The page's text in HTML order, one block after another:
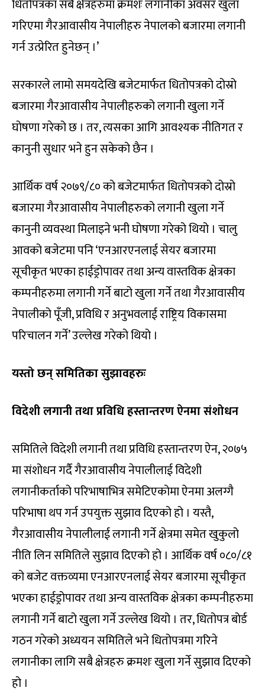
धितोपत्रका सबै क्षेत्रहरुमा क्रमशः लगानीका अवसर खुला
गरिएमा गैरआवासीय नेपालीहरु नेपालको बजारमा लगानी
गर्न उत्प्रेरित हुनेछन् ।’
सरकारले लामो समयदेखि बजेटमार्फत धितोपत्रको दोस्रो
बजारमा गैरआवासीय नेपालीहरुको लगानी खुला गर्ने
घोषणा गरेको छ । तर, त्यसका आगि आवश्यक नीतिगत र
कानुनी सुधार भने हुन सकेको छैन ।
आर्थिक वर्ष २०७९/८० को बजेटमार्फत धितोपत्रको दोस्रो
बजारमा गैरआवासीय नेपालीहरुको लगानी खुला गर्ने
कानुनी व्यवस्था मिलाइने भनी घोषणा गरेको थियो । चालु
आवको बजेटमा पनि ‘एनआरएनलाई सेयर बजारमा
सूचीकृत भएका हाईड्रोपावर तथा अन्य वास्तविक क्षेत्रका
कम्पनीहरुमा लगानी गर्ने बाटो खुला गर्ने तथा गैरआवासीय
नेपालीको पूँजी, प्रविधि र अनुभवलाई राष्ट्रिय विकासमा
परिचालन गर्ने’ उल्लेख गरेको थियो ।
यस्तो छन् समितिका सुझावहरुः
विदेशी लगानी तथा प्रविधि हस्तान्तरण ऐनमा संशोधन
समितिले विदेशी लगानी तथा प्रविधि हस्तान्तरण ऐन, २०७५
मा संशोधन गर्दै गैरआवासीय नेपालीलाई विदेशी
लगानीकर्ताको परिभाषाभित्र समेटिएकोमा ऐनमा अलग्गै
परिभाषा थप गर्न उपयुक्त सुझाव दिएको हो । यस्तै,
गैरआवासीय नेपालीलाई लगानी गर्ने क्षेत्रमा समेत खुकुलो
नीति लिन समितिले सुझाव दिएको हो । आर्थिक वर्ष ०८०/८१
को बजेट वक्तव्यमा एनआरएनलाई सेयर बजारमा सूचीकृत
भएका हाईड्रोपावर तथा अन्य वास्तविक क्षेत्रका कम्पनीहरुमा
लगानी गर्ने बाटो खुला गर्ने उल्लेख थियो । तर, धितोपत्र बोर्ड
गठन गरेको अध्ययन समितिले भने धितोपत्रमा गरिने
लगानीका लागि सबै क्षेत्रहरु क्रमशः खुला गर्ने सुझाव दिएको
हो ।